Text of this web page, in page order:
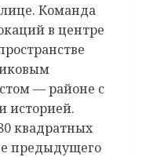
Команда
в центре
— районе с
историей.
квадратных
предыдущего